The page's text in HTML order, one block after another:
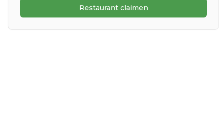
Restaurant claimen